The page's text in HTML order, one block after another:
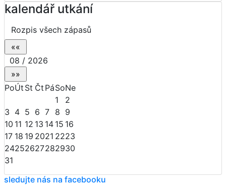
kalendář utkání
Rozpis všech zápasů
08 / 2026
PoÚt St Čt PáSoNe
1
2
3 4 5 6 7 8 9
10 11 12 13 14 15 16
17 18 19 2021 2223
24252627282930
31
sledujte nás na facebooku